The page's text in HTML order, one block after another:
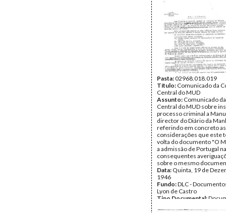
Pasta:02968.018.019
Título: Comunicado da
Central do MUD
Assunto: Comunicado
Central do MUD sobre
processo criminal a
director do Diário da
referindo em concreto as
considerações que este
volta do documento "O
a admissão de Portugal
consequentes
sobre o mesmo
Data: Quinta, 19 de
1946
Fundo:DLC -
Lyon de Castro
Tipo Documental: